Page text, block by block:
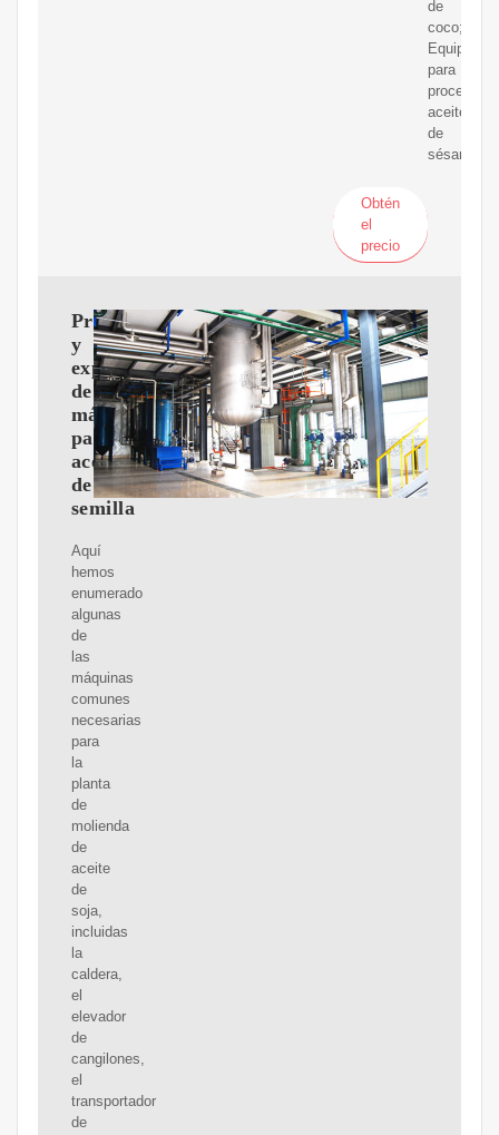
de
coco;
Equipos
para
procesar
aceite
de
sésamo
Obtén
el
precio
Proveedores
y
exportadores
de
máquinas
para
aceite
de
semilla
Aquí
hemos
enumerado
algunas
de
las
máquinas
comunes
necesarias
para
la
planta
de
molienda
de
aceite
de
soja,
incluidas
la
caldera,
el
elevador
de
cangilones,
el
transportador
de